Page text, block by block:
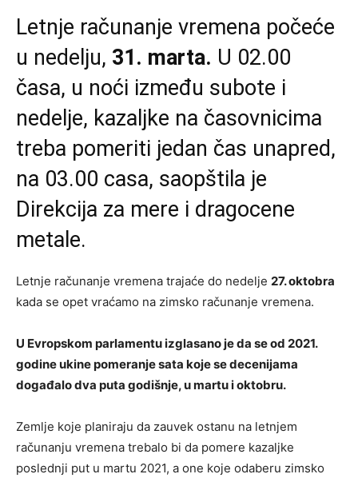
Letnje računanje vremena počeće
u nedelju, 31. marta. U 02.00
časa, u noći između subote i
nedelje, kazaljke na časovnicima
treba pomeriti jedan čas unapred,
na 03.00 casa, saopštila je
Direkcija za mere i dragocene
metale.
Letnje računanje vremena trajaće do nedelje 27. oktobra
kada se opet vraćamo na zimsko računanje vremena.
U Evropskom parlamentu izglasano je da se od 2021.
godine ukine pomeranje sata koje se decenijama
događalo dva puta godišnje, u martu i oktobru.
Zemlje koje planiraju da zauvek ostanu na letnjem
računanju vremena trebalo bi da pomere kazaljke
poslednji put u martu 2021, a one koje odaberu zimsko